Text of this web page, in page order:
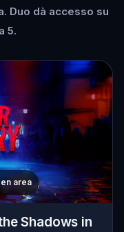
Duo dà accesso su
5.
area
Shadows in